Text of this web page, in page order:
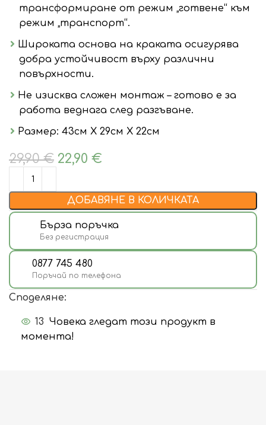
трансформиране от режим „готвене“ към
режим „транспорт“.
Широката основа на краката осигурява
добра устойчивост върху различни
повърхности.
Не изисква сложен монтаж – готово е за
работа веднага след разгъване.
Размер: 43см Х 29см Х 22см
29,90€ 22,90€
ДОБАВЯНЕ В КОЛИЧКАТА
Бърза поръчка
Без регистрация
0877 745 480
Поръчай по телефона
Споделяне:
13 Човека гледат този продукт в
момента!